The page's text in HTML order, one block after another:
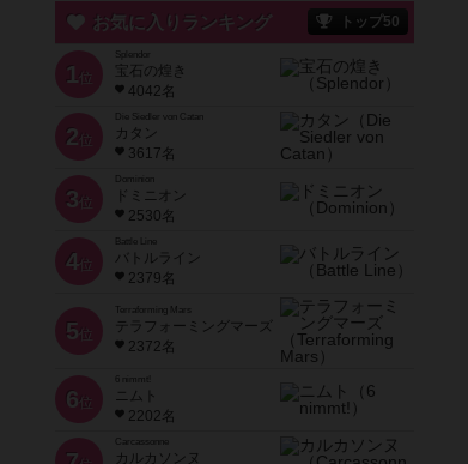
お気に入りランキング トップ50
1 位
宝石の煌き
4042名
2 位
Die Siedler von Catan
カタン
3617名
3 位
ドミニオン
2530名
4位
Battle Line
バトルライン
2379名
5 位
Terraforming Mars
テラフォーミングマーズ
2372名
6 位
ニムト
2202名
Carcassonne
カルカソンヌ